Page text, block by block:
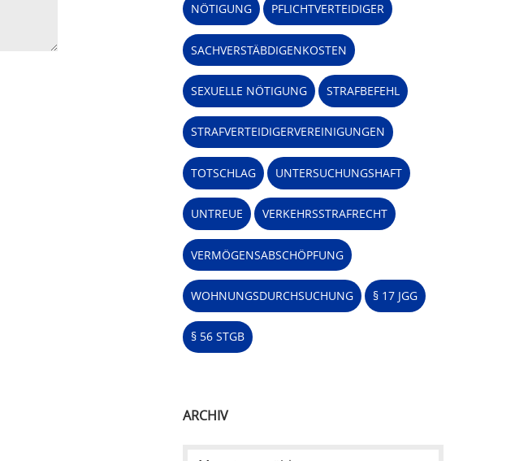
NÖTIGUNG PFLICHTVERTEIDIGER
SACHVERSTÄBDIGENKOSTEN
SEXUELLE NÖTIGUNG STRAFBEFEHL
STRAFVERTEIDIGERVEREINIGUNGEN
TOTSCHLAG UNTERSUCHUNGSHAFT
UNTREUE VERKEHRSSTRAFRECHT
VERMÖGENSABSCHÖPFUNG
WOHNUNGSDURCHSUCHUNG § 17 JGG
§ 56 STGB
ARCHIV